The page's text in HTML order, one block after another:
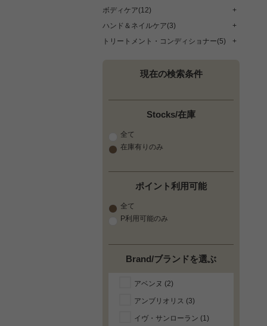
ボディケア(12)
+
ハンド＆ネイルケア(3)
+
トリートメント・コンディショナー(5)
+
現在の検索条件
Stocks/在庫
全て
在庫有りのみ
ポイント利用可能
全て
P利用可能のみ
Brand/ブランドを選ぶ
アベンヌ (2)
アンブリオリス (3)
イヴ・サンローラン (1)